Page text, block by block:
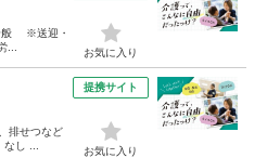
般 ※送迎・
...
お気に入り
排せつなど
し ...
提携サイト
お気に入り